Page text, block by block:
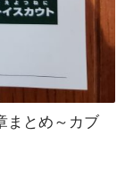
まとめ～カブ